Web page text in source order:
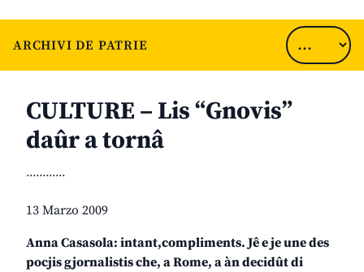
ARCHIVI DE PATRIE
CULTURE – Lis “Gnovis”
daûr a tornâ
............
13 Marzo 2009
Anna Casasola: intant,compliments. Jê e je une des
pocjis gjornalistis che, a Rome, a àn decidût di